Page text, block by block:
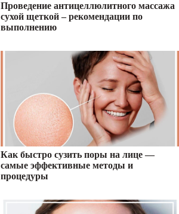
Проведение антицеллюлитного массажа
сухой щеткой – рекомендации по
выполнению
Как быстро сузить поры на лице —
самые эффективные методы и
процедуры